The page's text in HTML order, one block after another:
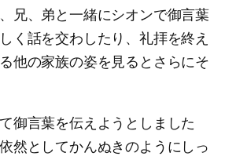
兄、弟と一緒にシオンで御言葉
く話を交わしたり、礼拝を終え
他の家族の姿を見るとさらにそ
御言葉を伝えようとしました
然としてかんぬきのようにしっ